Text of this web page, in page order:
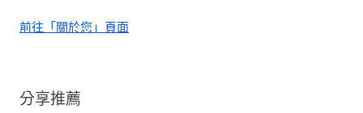
前往「關於您」頁面
分享推薦